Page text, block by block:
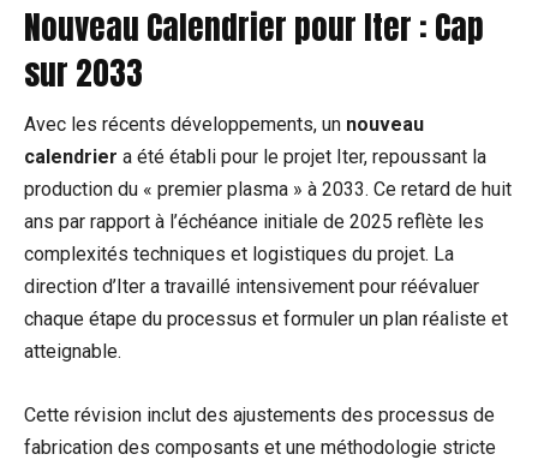
Nouveau Calendrier pour Iter : Cap
sur 2033
Avec les récents développements, un nouveau
calendrier a été établi pour le projet Iter, repoussant la
production du « premier plasma » à 2033. Ce retard de huit
ans par rapport à l’échéance initiale de 2025 reflète les
complexités techniques et logistiques du projet. La
direction d’Iter a travaillé intensivement pour réévaluer
chaque étape du processus et formuler un plan réaliste et
atteignable.
Cette révision inclut des ajustements des processus de
fabrication des composants et une méthodologie stricte